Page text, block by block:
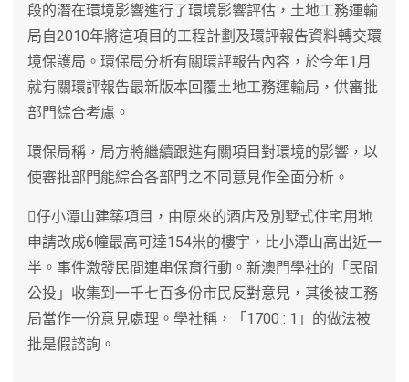
段的潛在環境影響進行了環境影響評估，土地工務運輸
局自2010年將這項目的工程計劃及環評報告資料轉交環
境保護局。環保局分析有關環評報告內容，於今年1月
就有關環評報告最新版本回覆土地工務運輸局，供審批
部門綜合考慮。
環保局稱，局方將繼續跟進有關項目對環境的影響，以
使審批部門能綜合各部門之不同意見作全面分析。
仔小潭山建築項目，由原來的酒店及別墅式住宅用地
申請改成6幢最高可達154米的樓宇，比小潭山高出近一
半。事件激發民間連串保育行動。新澳門學社的「民間
公投」收集到一千七百多份市民反對意見，其後被工務
局當作一份意見處理。學社稱，「1700 : 1」的做法被
批是假諮詢。